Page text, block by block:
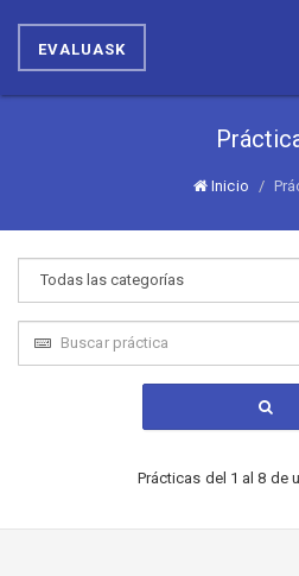
EVALUASK
Inicio
Prácticas del 1 al 8 de